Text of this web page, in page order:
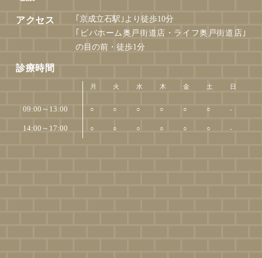
アクセス
｢京成立石駅｣より徒歩10分
｢ビバホーム奥戸街道店・ライフ奥戸街道店｣
の目の前・徒歩1分
診療時間
月 火 水 木 金 土 日
09:00～13:00 ○ ○ ○ ○ ○ ○ -
14:00～17:00 ○ ○ ○ ○ ○ ○ -